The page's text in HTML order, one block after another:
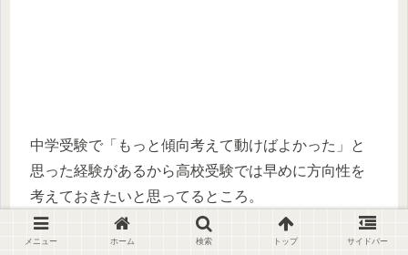
中学受験で「もっと傾向考えて動けばよかった」と
思った経験があるから高校受験では早めに方向性を
考えておきたいと思ってるところ。
メニュー ホーム 検索 トップ サイドバー